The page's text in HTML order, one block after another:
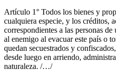
Artículo 1° Todos los bienes y
cualquiera especie, y los créditos,
correspondientes a las personas
al enemigo al evacuar este país o
quedan secuestrados y
desde luego en arriendo,
naturaleza. /…/